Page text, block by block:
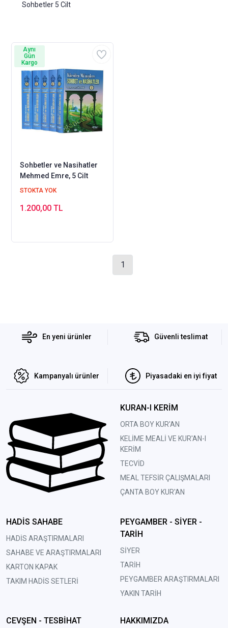
Sohbetler 5 Cilt
Sohbetler ve Nasihatler
Mehmed Emre, 5 Cilt
STOKTA YOK
1.200,00 TL
Aynı
Gün
Kargo
1
En yeni ürünler Güvenli teslimat
Kampanyalı ürünler Piyasadaki en iyi fiyat
KURAN-I KERİM
ORTA BOY KUR'AN
KELİME MEALİ VE KUR'AN-I
KERİM
TECVİD
MEAL TEFSİR ÇALIŞMALARI
ÇANTA BOY KUR'AN
HADİS SAHABE
HADİS ARAŞTIRMALARI
SAHABE VE ARAŞTIRMALARI
KARTON KAPAK
TAKIM HADİS SETLERİ
PEYGAMBER - SİYER -
TARİH
SİYER
TARİH
PEYGAMBER ARAŞTIRMALARI
YAKIN TARİH
CEVŞEN - TESBİHAT HAKKIMIZDA